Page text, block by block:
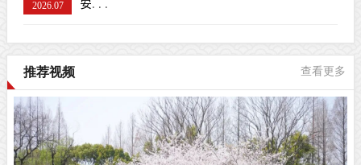
2026.07
安...
推荐视频 查看更多